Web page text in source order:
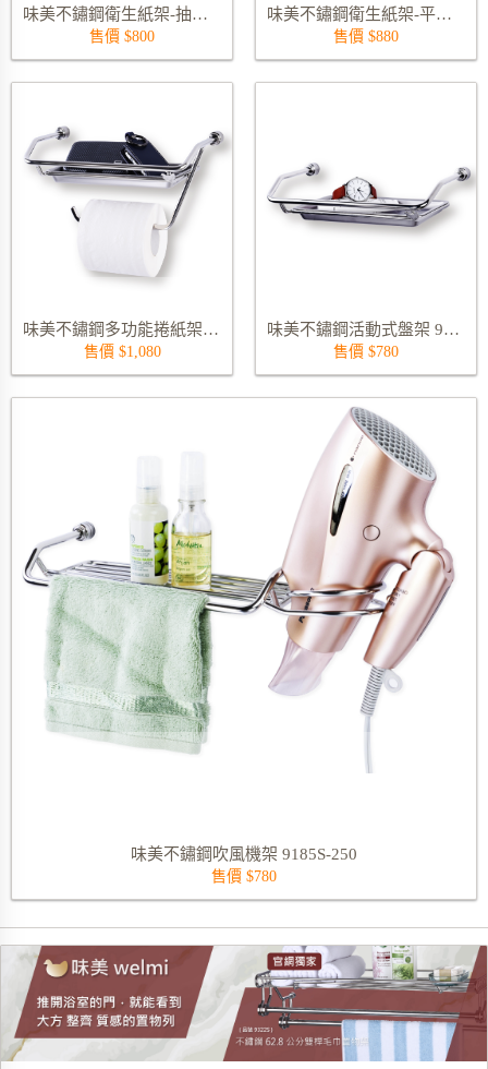
味美不鏽鋼衛生紙架-抽取式 9170S
售價 $800
味美不鏽鋼衛生紙架-平版式 9171S
售價 $880
味美不鏽鋼多功能捲紙架 9176S
售價 $1,080
味美不鏽鋼活動式盤架 9174S
售價 $780
味美不鏽鋼吹風機架 9185S-250
售價 $780